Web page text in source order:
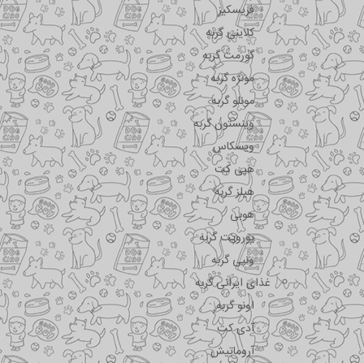
فریسکیز
کلاینی گربه
گورمت گربه
مونژه گربه
مونلو گربه
وینستون گربه
ویسکاس
هپی کت
هیلز گربه
هوبی
یوروپت گربه
ونپی گربه
غذای ایرانی گربه
اونو گربه
آدی کت
آروماتیش